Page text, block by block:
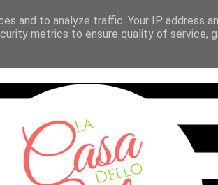
BELLEZZA PARTY A TEMA
and to analyze traffic. Your IP address
metrics to ensure quality of service,